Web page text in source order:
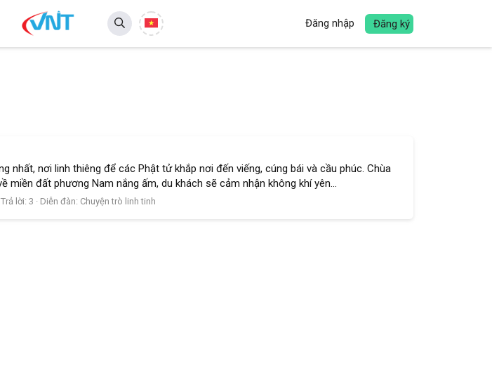
Đăng nhập Đăng ký
nơi linh thiêng để các Phật tử khắp nơi đến viếng, cúng bái và cầu phúc. Chùa
đất phương Nam nắng ấm, du khách sẽ cảm nhận không khí yên...
Trả lời: 3 Diễn đàn: Chuyện trò linh tinh